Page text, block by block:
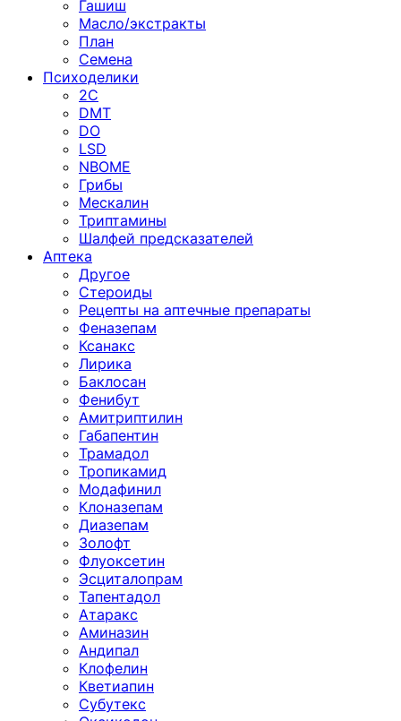
Гашиш
Масло/экстракты
План
Семена
Психоделики
2C
DMT
DO
LSD
NBOME
Грибы
Мескалин
Триптамины
Шалфей предсказателей
Аптека
Другое
Стероиды
Рецепты на аптечные препараты
Феназепам
Ксанакс
Лирика
Баклосан
Фенибут
Амитриптилин
Габапентин
Трамадол
Тропикамид
Модафинил
Клоназепам
Диазепам
Золофт
Флуоксетин
Эсциталопрам
Тапентадол
Атаракс
Аминазин
Андипал
Клофелин
Кветиапин
Субутекс